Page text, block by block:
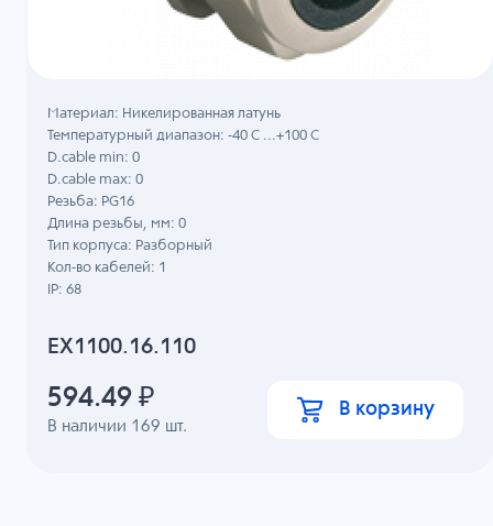
EX1100.16.110
В наличии 169 шт.
Материал: Никелированная латунь
Температурный диапазон: -40 C ...+100 C
D.cable min: 0
D.cable max: 0
Резьба: PG16
Длина резьбы, мм: 0
Тип корпуса: Разборный
Кол-во кабелей: 1
IP: 68
594.49 ₽ В корзину